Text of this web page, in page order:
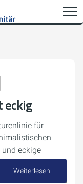
eckig
für
und eckige
an.
Weiterlesen